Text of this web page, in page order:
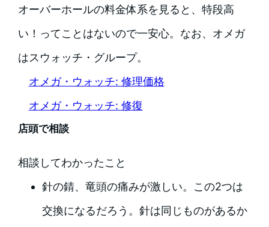
オーバーホールの料金体系を見ると、特段高
い！ってことはないので一安心。なお、オメガ
はスウォッチ・グループ。
オメガ・ウォッチ: 修理価格
オメガ・ウォッチ: 修復
店頭で相談
相談してわかったこと
針の錆、竜頭の痛みが激しい。この2つは
交換になるだろう。針は同じものがあるか